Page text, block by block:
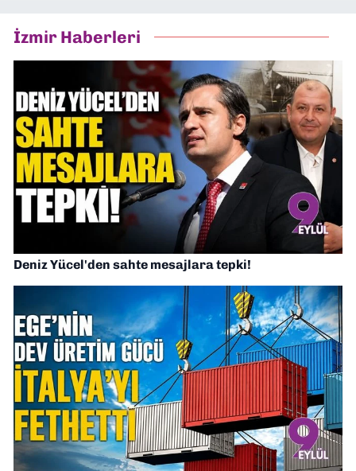
İzmir Haberleri
Deniz Yücel'den sahte mesajlara tepki!